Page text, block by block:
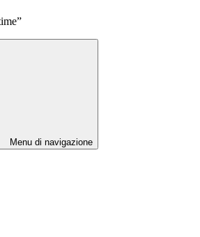
Menu di navigazione